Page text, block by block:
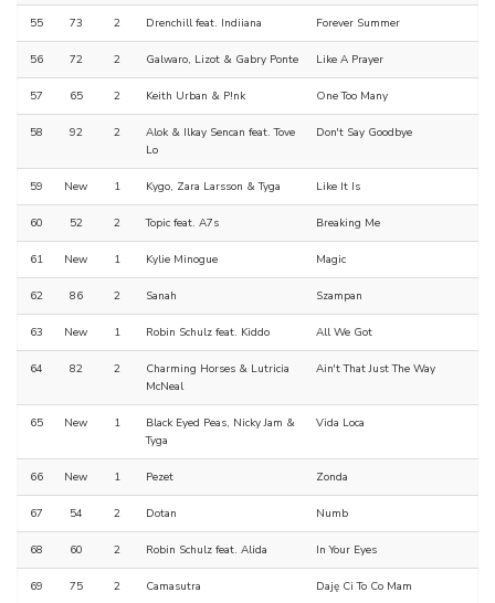
55 73 2 Drenchill feat. Indiiana Forever Summer
56 72 2 Galwaro, Lizot & Gabry Ponte Like A Prayer
57 65 2 Keith Urban & P!nk One Too Many
58 92 2
Alok & Ilkay Sencan feat. Tove
Lo
Don't Say Goodbye
59 New 1 Kygo, Zara Larsson & Tyga Like It Is
60 52 2 Topic feat. A7s Breaking Me
61 New 1 Kylie Minogue Magic
62 86 2 Sanah Szampan
63 New 1 Robin Schulz feat. Kiddo All We Got
64 82 2
Charming Horses & Lutricia
McNeal
Ain't That Just The Way
65 New 1
Black Eyed Peas, Nicky Jam &
Tyga
Vida Loca
66 New 1 Pezet Zonda
67 54 2 Dotan Numb
68 60 2 Robin Schulz feat. Alida In Your Eyes
69 75 2 Camasutra Daję Ci To Co Mam